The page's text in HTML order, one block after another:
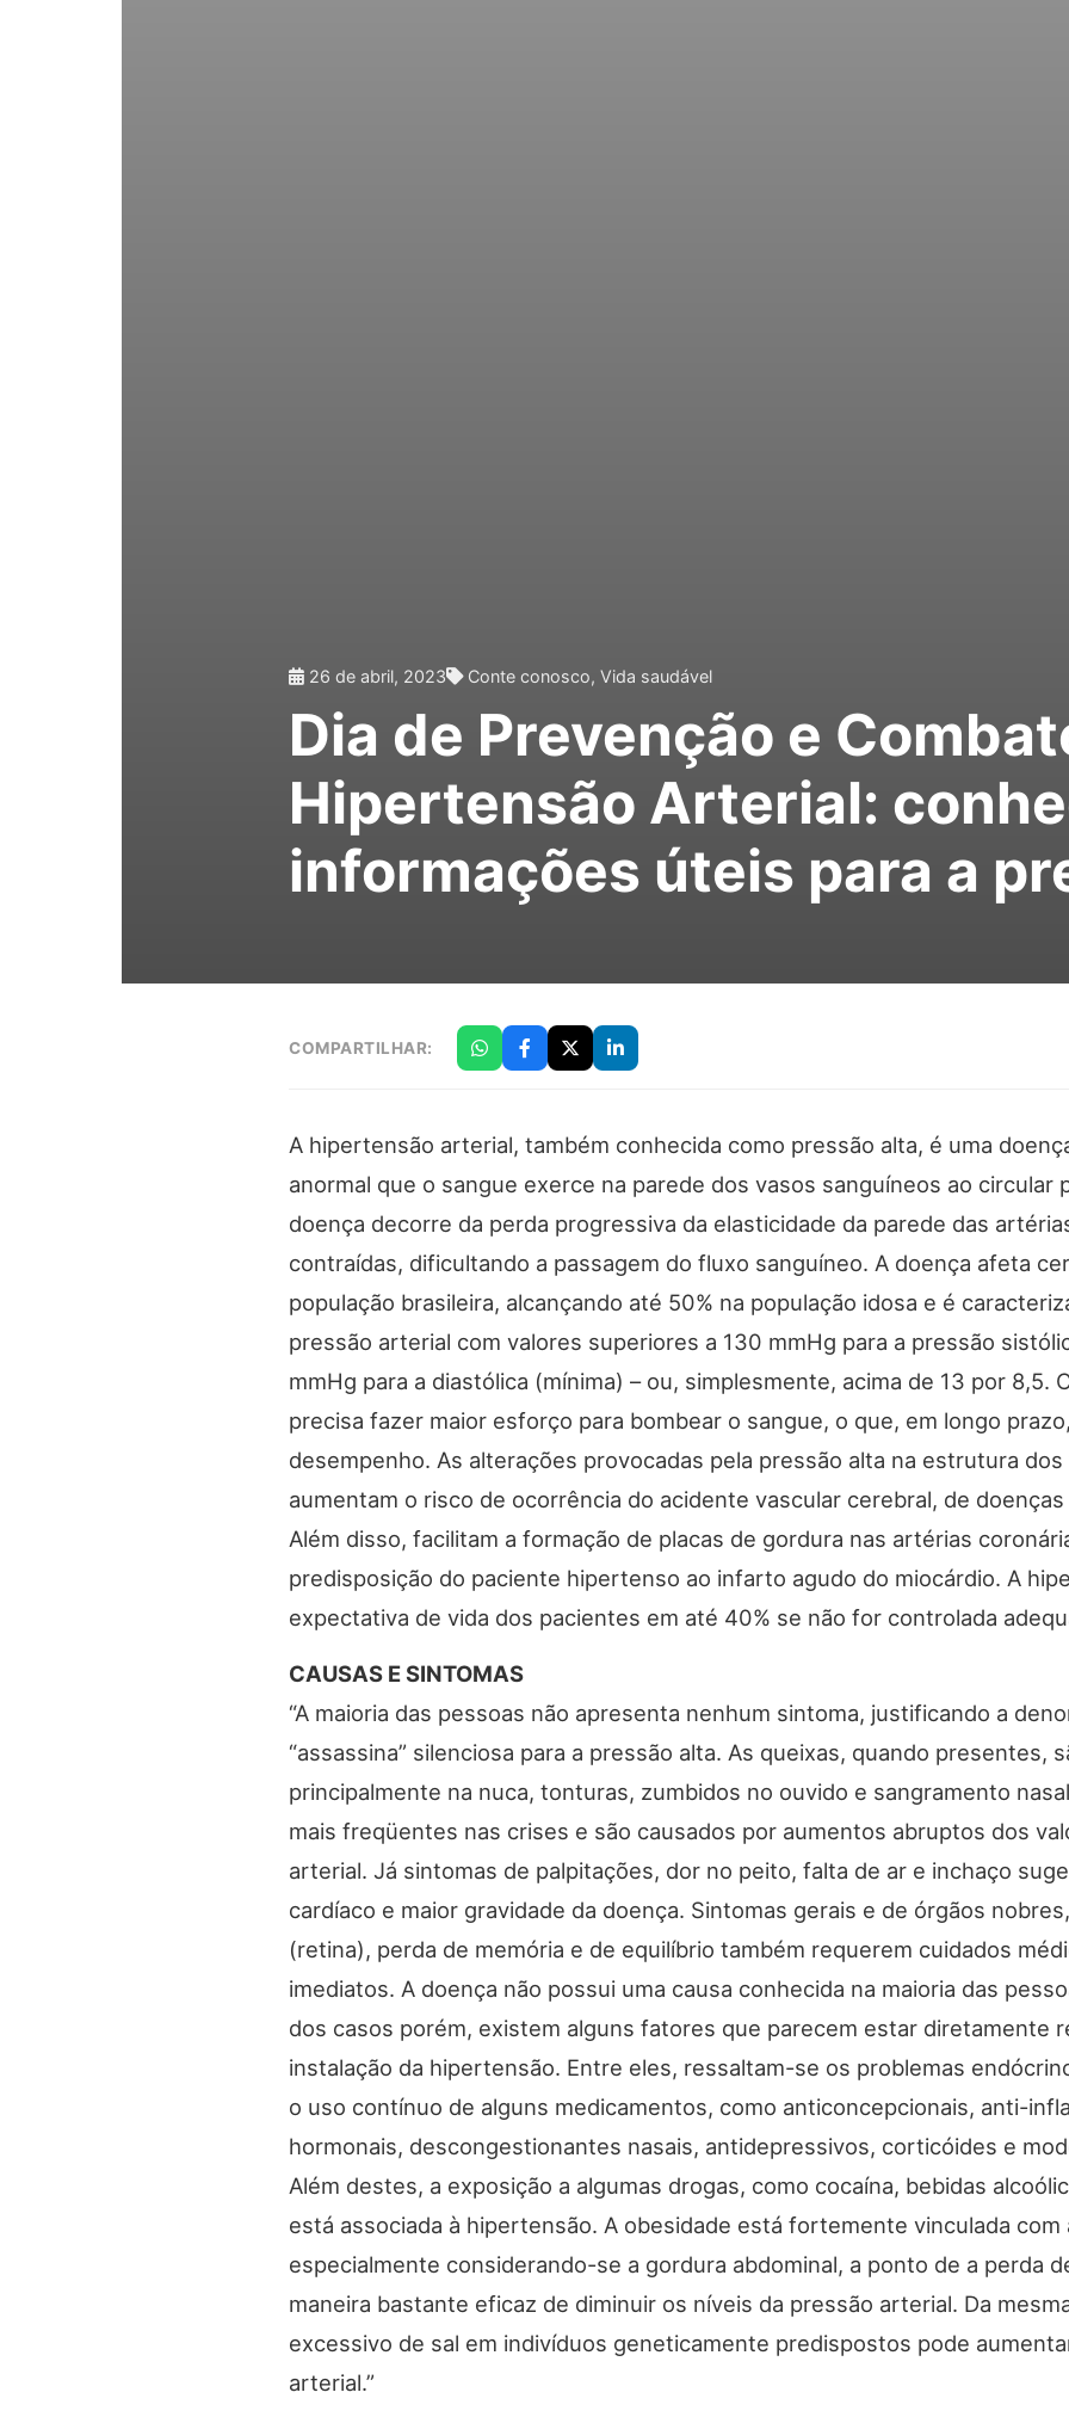
26 de abril, 2023 Conte conosco, Vida saudável
Dia de Prevenção e
Hipertensão Arterial:
informações úteis para a
COMPARTILHAR:
A hipertensão arterial, também conhecida como pressão alta, é uma
anormal que o sangue exerce na parede dos vasos sanguíneos ao circular
doença decorre da perda progressiva da elasticidade da parede das
contraídas, dificultando a passagem do fluxo sanguíneo. A doença afeta
população brasileira, alcançando até 50% na população idosa e é
pressão arterial com valores superiores a 130 mmHg para a pressão
mmHg para a diastólica (mínima) – ou, simplesmente, acima de 13 por 8,5.
precisa fazer maior esforço para bombear o sangue, o que, em longo
desempenho. As alterações provocadas pela pressão alta na estrutura
aumentam o risco de ocorrência do acidente vascular cerebral, de
Além disso, facilitam a formação de placas de gordura nas artérias
predisposição do paciente hipertenso ao infarto agudo do miocárdio. A
expectativa de vida dos pacientes em até 40% se não for controlada
CAUSAS E SINTOMAS
“A maioria das pessoas não apresenta nenhum sintoma, justificando a
“assassina” silenciosa para a pressão alta. As queixas, quando presentes,
principalmente na nuca, tonturas, zumbidos no ouvido e sangramento
mais freqüentes nas crises e são causados por aumentos abruptos dos
arterial. Já sintomas de palpitações, dor no peito, falta de ar e inchaço
cardíaco e maior gravidade da doença. Sintomas gerais e de órgãos
(retina), perda de memória e de equilíbrio também requerem cuidados
imediatos. A doença não possui uma causa conhecida na maioria das
dos casos porém, existem alguns fatores que parecem estar diretamente
instalação da hipertensão. Entre eles, ressaltam-se os problemas
o uso contínuo de alguns medicamentos, como anticoncepcionais, anti-
hormonais, descongestionantes nasais, antidepressivos, corticóides e
Além destes, a exposição a algumas drogas, como cocaína, bebidas
está associada à hipertensão. A obesidade está fortemente vinculada com
especialmente considerando-se a gordura abdominal, a ponto de a perda
maneira bastante eficaz de diminuir os níveis da pressão arterial. Da
excessivo de sal em indivíduos geneticamente predispostos pode
arterial.”